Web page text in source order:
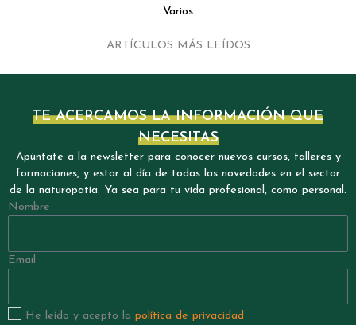
Varios
ARTÍCULOS MÁS LEÍDOS
TE ACERCAMOS LA INFORMACIÓN QUE
NECESITAS
Apúntate a la newsletter para conocer nuevos cursos, talleres y
formaciones, y estar al día de todas las novedades en el sector
de la naturopatía. Ya sea para tu vida profesional, como personal.
Nombre
Email
He leído y acepto la política de privacidad